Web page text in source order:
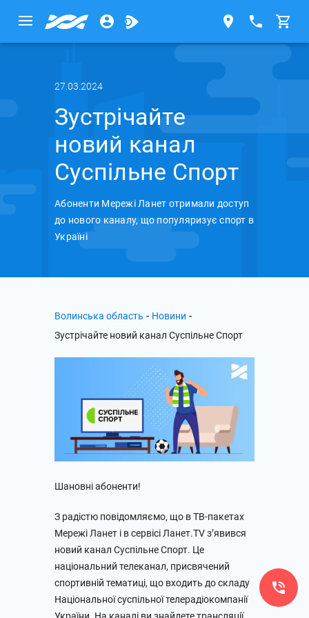
27.03.2024
Зустрічайте
новий канал
Суспільне Спорт
Абоненти Мережі Ланет отримали доступ
до нового каналу, що популяризує спорт в
Україні
Волинська область - Новини -
Зустрічайте новий канал Суспільне Спорт
Шановні абоненти!
З радістю повідомляємо, що в ТВ-пакетах
Мережі Ланет і в сервісі Ланет.TV з’явився
новий канал Суспільне Спорт. Це
національний телеканал, присвячений
спортивній тематиці, що входить до складу
Національної суспільної телерадіокомпанії
України. На каналі ви знайдете трансляції